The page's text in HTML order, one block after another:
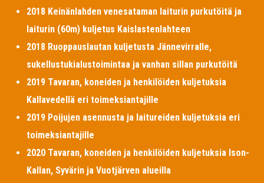
2018 Keinänlahden venesataman laiturin purkutöitä ja
laiturin (60m) kuljetus Kaislastenlahteen
2018 Ruoppauslautan kuljetusta Jännevirralle,
sukellustukialustoimintaa ja vanhan sillan purkutöitä
2019 Tavaran, koneiden ja henkilöiden kuljetuksia
Kallavedellä eri toimeksiantajille
2019 Poijujen asennusta ja laitureiden kuljetuksia eri
toimeksiantajille
2020 Tavaran, koneiden ja henkilöiden kuljetuksia Ison-
Kallan, Syvärin ja Vuotjärven alueilla